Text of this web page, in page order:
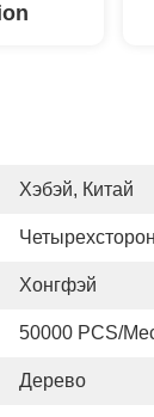
Хэбэй, Китай
Хонгфэй
50000 PCS/
Дерево